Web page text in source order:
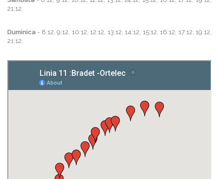
21:12;
Duminica - 8:12, 9:12, 10:12, 12:12, 13:12, 14:12, 15:12, 16:12, 17:12, 19:12,
21:12;